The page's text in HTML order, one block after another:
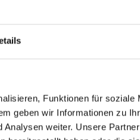
Funktionen für soziale
geben wir Informationen zu
weiter. Unsere
bei kaum einem anderen Fest
im
warm eingepackt machten
einmal Christkind spielen